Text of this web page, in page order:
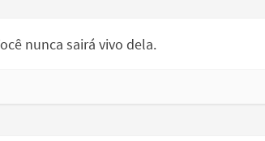
nunca sairá vivo dela.